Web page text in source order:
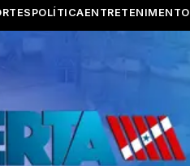
POLÍTICAENTRETENIMENTO